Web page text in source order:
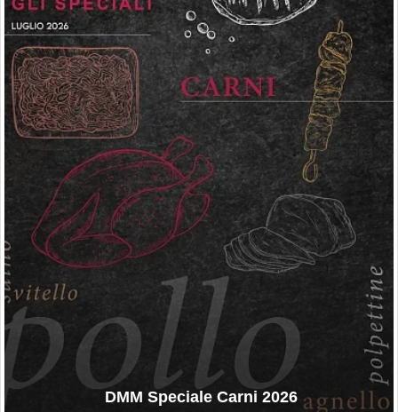
DMM Speciale Carni 2026